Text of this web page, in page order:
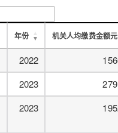
年份 机关人均缴费金额元
2022
2023
2023